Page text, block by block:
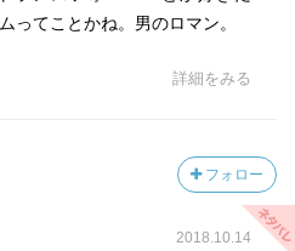
ってことかね。男のロマン。
詳細をみる
フォロー
2018.10.14